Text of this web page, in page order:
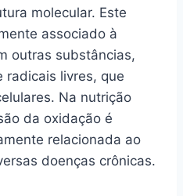
molecular. Este
associado à
outras substâncias,
radicais livres, que
Na nutrição
da oxidação é
relacionada ao
doenças crônicas.